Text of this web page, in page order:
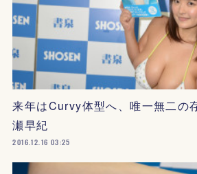
来年はCurvy体型へ、唯一無二の
瀬早紀
2016.12.16 03:25